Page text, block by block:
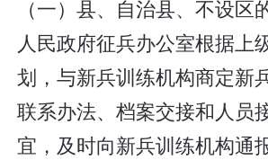
（一）县、自治县、不设区
人民政府征兵办公室根据上
划，与新兵训练机构商定新
联系办法、档案交接和人员
宜，及时向新兵训练机构通